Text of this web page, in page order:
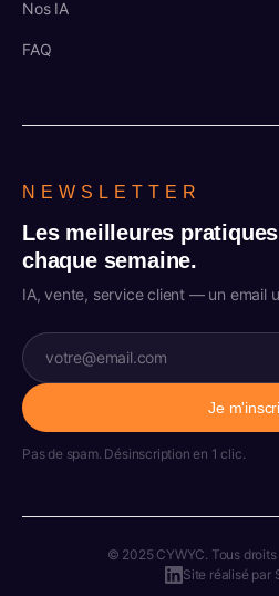
Nos IA
FAQ
NEWSLETTER
Les meilleures
chaque semaine.
IA, vente, service client — un email
Je
Pas de spam. Désinscription en 1 clic.
© 2025 CYWYC. Tous droits
Site réalisé par